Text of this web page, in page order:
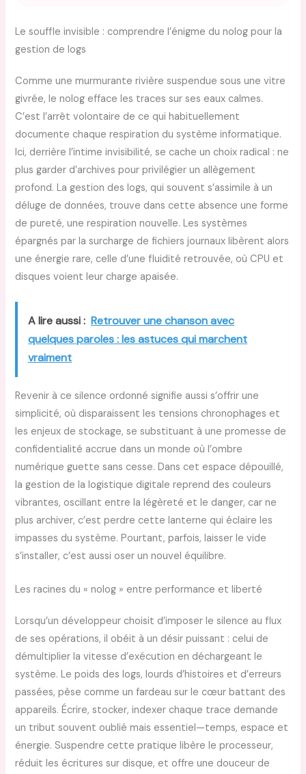
Le souffle invisible : comprendre l’énigme du nolog pour la
gestion de logs
Comme une murmurante rivière suspendue sous une vitre
givrée, le nolog efface les traces sur ses eaux calmes.
C’est l’arrêt volontaire de ce qui habituellement
documente chaque respiration du système informatique.
Ici, derrière l’intime invisibilité, se cache un choix radical : ne
plus garder d’archives pour privilégier un allègement
profond. La gestion des logs, qui souvent s’assimile à un
déluge de données, trouve dans cette absence une forme
de pureté, une respiration nouvelle. Les systèmes
épargnés par la surcharge de fichiers journaux libèrent alors
une énergie rare, celle d’une fluidité retrouvée, où CPU et
disques voient leur charge apaisée.
A lire aussi : Retrouver une chanson avec
quelques paroles : les astuces qui marchent
vraiment
Revenir à ce silence ordonné signifie aussi s’offrir une
simplicité, où disparaissent les tensions chronophages et
les enjeux de stockage, se substituant à une promesse de
confidentialité accrue dans un monde où l’ombre
numérique guette sans cesse. Dans cet espace dépouillé,
la gestion de la logistique digitale reprend des couleurs
vibrantes, oscillant entre la légèreté et le danger, car ne
plus archiver, c’est perdre cette lanterne qui éclaire les
impasses du système. Pourtant, parfois, laisser le vide
s’installer, c’est aussi oser un nouvel équilibre.
Les racines du « nolog » entre performance et liberté
Lorsqu’un développeur choisit d’imposer le silence au flux
de ses opérations, il obéit à un désir puissant : celui de
démultiplier la vitesse d’exécution en déchargeant le
système. Le poids des logs, lourds d’histoires et d’erreurs
passées, pèse comme un fardeau sur le cœur battant des
appareils. Écrire, stocker, indexer chaque trace demande
un tribut souvent oublié mais essentiel—temps, espace et
énergie. Suspendre cette pratique libère le processeur,
réduit les écritures sur disque, et offre une douceur de